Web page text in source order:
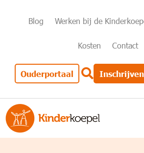
Blog Werken bij de
Kosten Contact
Ouderportaal Inschrijven